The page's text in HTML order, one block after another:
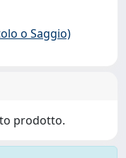
o Saggio)
prodotto.